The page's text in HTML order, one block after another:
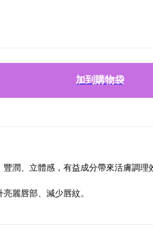
加到購物袋
潤、立體感，有益成分帶來活膚調理
麗唇部、減少唇紋。